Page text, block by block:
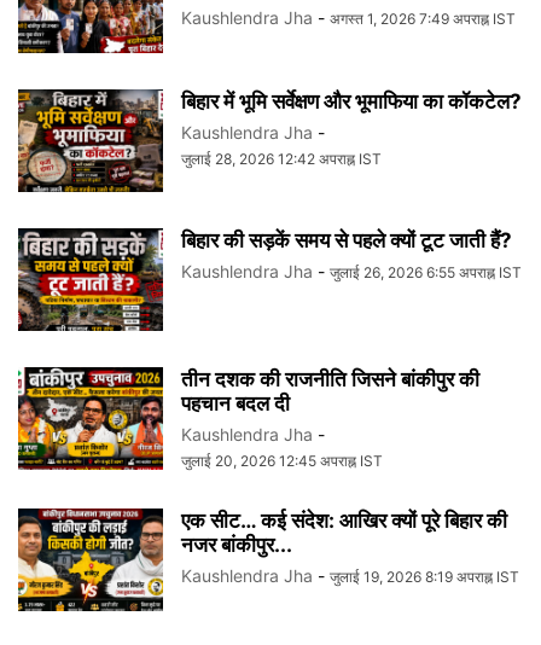
Kaushlendra Jha - अगस्त 1, 2026 7:49 अपराह्न IST
बिहार में भूमि सर्वेक्षण और भूमाफिया का कॉकटेल?
Kaushlendra Jha -
जुलाई 28, 2026 12:42 अपराह्न IST
बिहार की सड़कें समय से पहले क्यों टूट जाती हैं?
Kaushlendra Jha - जुलाई 26, 2026 6:55 अपराह्न IST
तीन दशक की राजनीति जिसने बांकीपुर की
पहचान बदल दी
Kaushlendra Jha -
जुलाई 20, 2026 12:45 अपराह्न IST
एक सीट… कई संदेश: आखिर क्यों पूरे बिहार की
नजर बांकीपुर...
Kaushlendra Jha - जुलाई 19, 2026 8:19 अपराह्न IST